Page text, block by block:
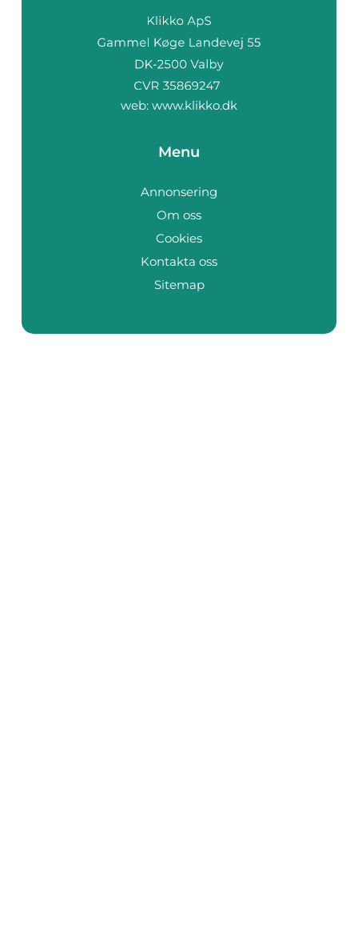
web: www.klikko.dk
Menu
Annonsering
Om oss
Cookies
Kontakta oss
Sitemap